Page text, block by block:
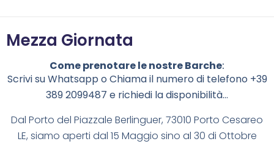
Mezza Giornata
Come prenotare le nostre Barche:
Scrivi su Whatsapp o Chiama il numero di telefono +39
389 2099487 e richiedi la disponibilità…
Dal Porto del Piazzale Berlinguer, 73010 Porto Cesareo
LE, siamo aperti dal 15 Maggio sino al 30 di Ottobre